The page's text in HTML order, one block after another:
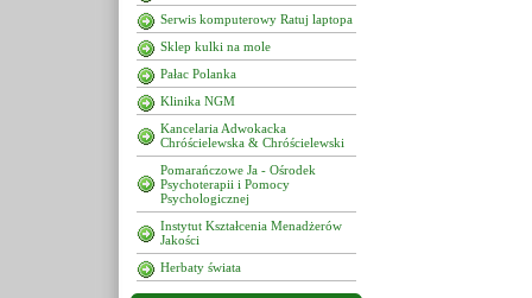
Serwis komputerowy Ratuj laptopa
Sklep kulki na mole
Pałac Polanka
Klinika NGM
Kancelaria Adwokacka
Chróścielewska & Chróścielewski
Pomarańczowe Ja - Ośrodek
Psychoterapii i Pomocy
Psychologicznej
Instytut Kształcenia Menadżerów
Jakości
Herbaty świata